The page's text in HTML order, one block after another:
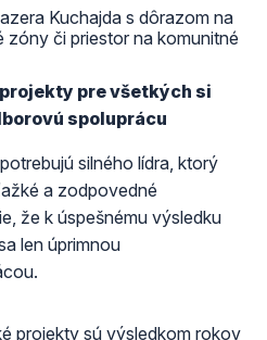
Kuchajda s dôrazom na
či priestor na komunitné
pre všetkých si
spoluprácu
silného lídra, ktorý
a zodpovedné
že k úspešnému výsledku
len úprimnou
projekty sú výsledkom rokov